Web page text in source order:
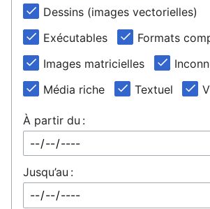
Dessins (images vectorielles)
Exécutables
Formats
Images matricielles
Média riche
Textuel
À partir du :
Jusqu’au :